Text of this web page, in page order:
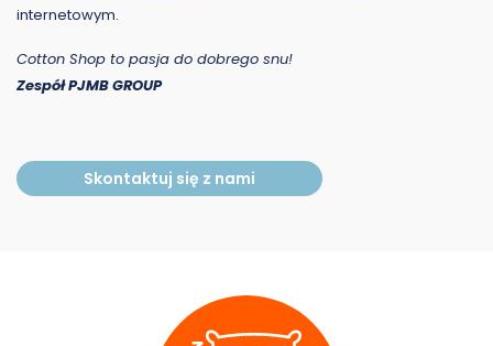
internetowym.
Cotton Shop to pasja do dobrego snu!
Zespół PJMB GROUP
Skontaktuj się z nami